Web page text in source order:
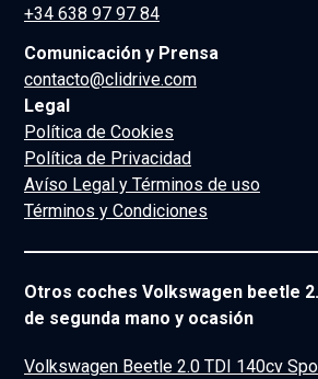
+34 638 97 97 84
Comunicación y Prensa
contacto@clidrive.com
Legal
Política de Cookies
Política de Privacidad
Avíso Legal y Términos de uso
Términos y Condiciones
Otros coches Volkswagen beetle
de segunda mano y ocasión
Volkswagen Beetle 2.0 TDI 140cv